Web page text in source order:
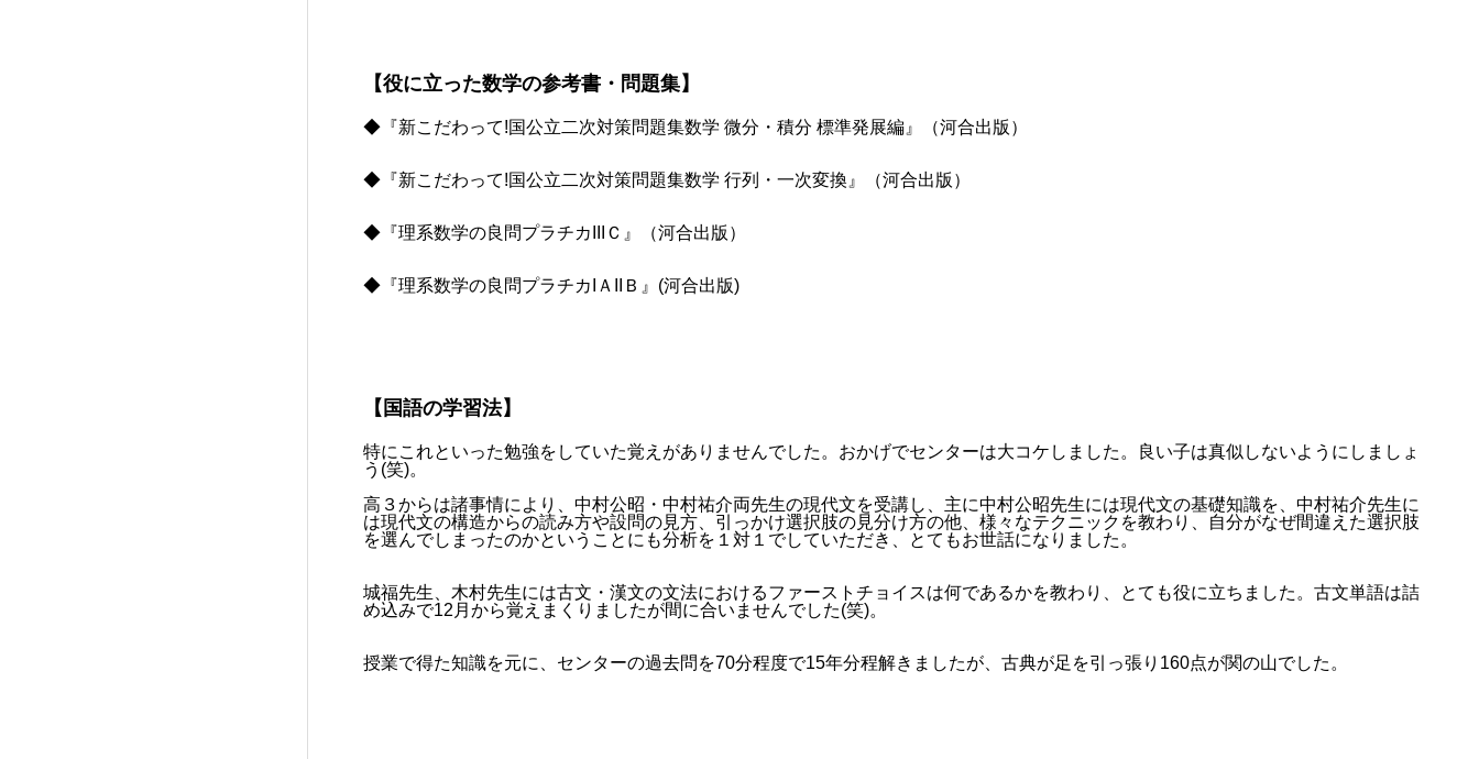
【役に立った数学の参考書・問題集】
◆『新こだわって!国公立二次対策問題集数学 微分・積分 標準発展編』（河合出版）
◆『新こだわって!国公立二次対策問題集数学 行列・一次変換』（河合出版）
◆『理系数学の良問プラチカIIIＣ』（河合出版）
◆『理系数学の良問プラチカIＡIIＢ』(河合出版)
【国語の学習法】
特にこれといった勉強をしていた覚えがありませんでした。おかげでセンターは大コケしました。良い子は真似しないようにしましょ
う(笑)。
高３からは諸事情により、中村公昭・中村祐介両先生の現代文を受講し、主に中村公昭先生には現代文の基礎知識を、中村祐介先生に
は現代文の構造からの読み方や設問の見方、引っかけ選択肢の見分け方の他、様々なテクニックを教わり、自分がなぜ間違えた選択肢
を選んでしまったのかということにも分析を１対１でしていただき、とてもお世話になりました。
城福先生、木村先生には古文・漢文の文法におけるファーストチョイスは何であるかを教わり、とても役に立ちました。古文単語は詰
め込みで12月から覚えまくりましたが間に合いませんでした(笑)。
授業で得た知識を元に、センターの過去問を70分程度で15年分程解きましたが、古典が足を引っ張り160点が関の山でした。